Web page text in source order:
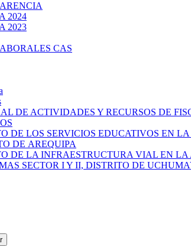
2024
2023
CAS
DE ACTIVIDADES Y RECURSOS DE
DE LOS SERVICIOS EDUCATIVOS EN
DE AREQUIPA
DE LA INFRAESTRUCTURA VIAL EN
SECTOR I Y II, DISTRITO DE